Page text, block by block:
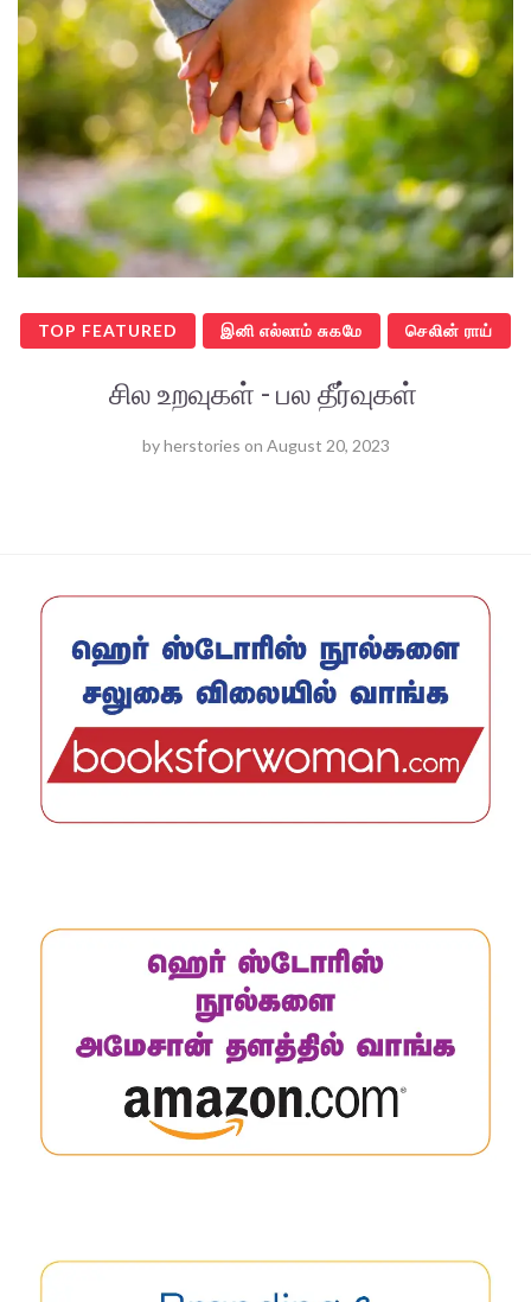
TOP FEATURED இனி எல்லாம் சுகமே செலின் ராய்
சில உறவுகள் - பல தீர்வுகள்
byherstories on August 20, 2023